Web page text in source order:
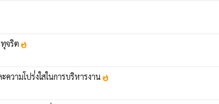
จริต whatshot
ความโปร่่งใสในการบริหารงาน whatshot